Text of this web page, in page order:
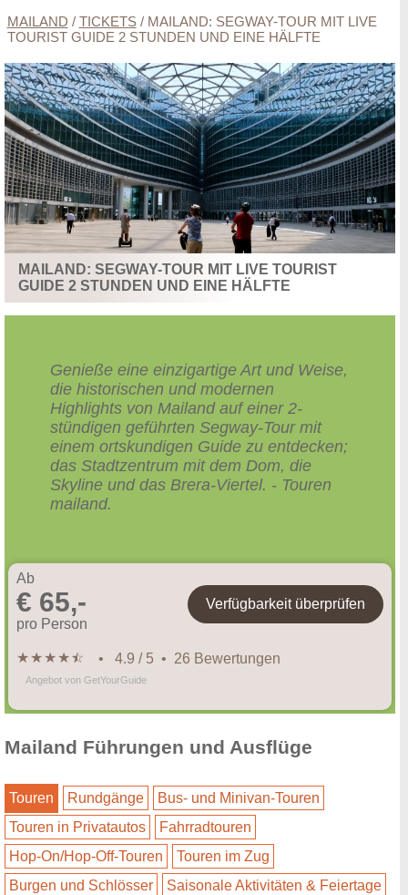
MAILAND / TICKETS/ MAILAND: SEGWAY-TOUR MIT LIVE
TOURIST GUIDE 2 STUNDEN UND EINE HÄLFTE
MAILAND: SEGWAY-TOUR MIT LIVE TOURIST
GUIDE 2 STUNDEN UND EINE HÄLFTE
Genieße eine einzigartige Art und Weise,
die historischen und modernen
Highlights von Mailand auf einer 2-
stündigen geführten Segway-Tour mit
einem ortskundigen Guide zu entdecken;
das Stadtzentrum mit dem Dom, die
Skyline und das Brera-Viertel. - Touren
mailand.
Ab
€ 65,-
pro Person
Verfügbarkeit überprüfen
★★★★★
☆ • 4.9 / 5 • 26 Bewertungen
Angebot von GetYourGuide
Mailand Führungen und Ausflüge
Touren Rundgänge
Bus- und Minivan-Touren
Touren in Privatautos
Fahrradtouren
Hop-On/Hop-Off-Touren
Touren im Zug
Burgen und Schlösser
Saisonale Aktivitäten & Feiertage